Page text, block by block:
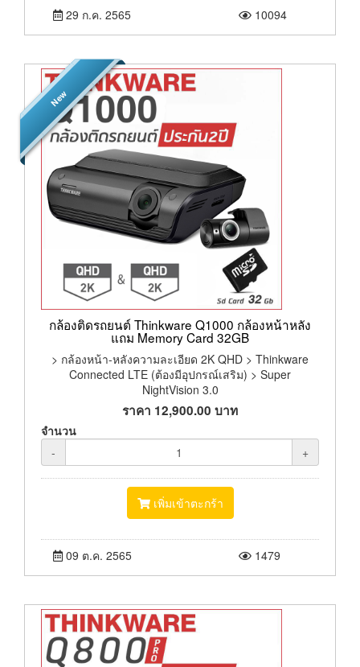
29 ก.ค. 2565 10094
New
กล้องติดรถยนต์ Thinkware Q1000 กล้องหน้าหลัง
แถม Memory Card 32GB
> กล้องหน้า-หลังความละเอียด 2K QHD > Thinkware
Connected LTE (ต้องมีอุปกรณ์เสริม) > Super
NightVision 3.0
ราคา 12,900.00 บาท
จำนวน
-
+
เพิ่มเข้าตะกร้า
09 ต.ค. 2565 1479